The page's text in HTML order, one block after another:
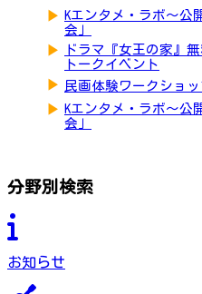
▶ Kエンタメ・ラボ～公
会」
▶
ドラマ『女王の家』
トークイベント
▶ 民画体験ワークショ
▶ Kエンタメ・ラボ～公
会」
分野別検索
お知らせ